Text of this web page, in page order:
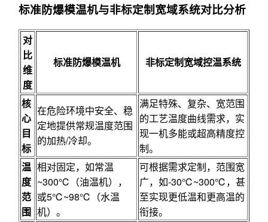
标准防爆模温机与非标定制宽域系统对比分析
对
比
维
度
标准防爆模温机 非标定制宽域控温系统
核
心
目
标
在危险环境中安全、稳
定地提供常规温度范围
的加热/冷却。
满足特殊、复杂、宽范围
的工艺温度曲线需求，实
现一机多能或超高精度控
制。
温
度
范
围
相对固定，如常温
~300℃（油温机），
或5℃~98℃（水温
机）。
可根据需求定制，范围宽
广，如-30℃~300℃，甚
至实现更低温和更高温的
衔接。